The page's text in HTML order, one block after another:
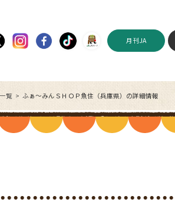
月刊JA
覧 ふぁ～みんＳＨＯＰ魚住（兵庫県）の詳細情報